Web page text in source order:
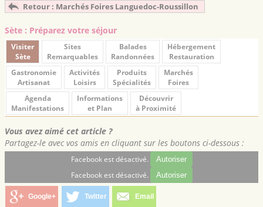
Retour : Marchés Foires Languedoc-Roussillon
Sète : Préparez votre séjour
Visiter
Sète
Sites
Remarquables
Balades
Randonnées
Hébergement
Restauration
Gastronomie
Artisanat
Activités
Loisirs
Produits
Spécialités
Marchés
Foires
Agenda
Manifestations
Informations
et Plan
Découvrir
à Proximité
Vous avez aimé cet article ?
Partagez-le avec vos amis en cliquant sur les boutons ci-dessous :
Facebook est désactivé. Autoriser
Facebook est désactivé. Autoriser
Google+ Twitter Email